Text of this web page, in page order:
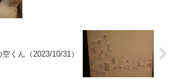
くん（2023/10/31）